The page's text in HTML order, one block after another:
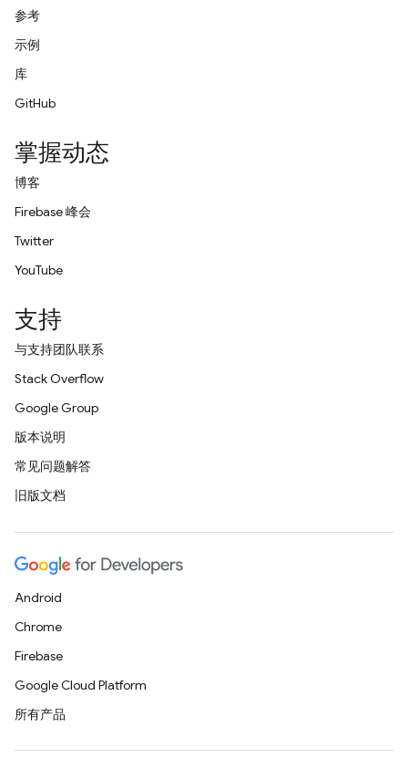
参考
示例
库
GitHub
掌握动态
博客
Firebase 峰会
Twitter
YouTube
支持
与支持团队联系
Stack Overflow
Google Group
版本说明
常见问题解答
旧版文档
Android
Chrome
Firebase
Google Cloud Platform
所有产品